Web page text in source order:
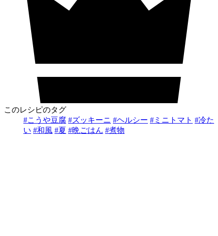
このレシピのタグ
#こうや豆腐 #ズッキーニ #ヘルシー #ミニトマト #冷た
い #和風 #夏 #晩ごはん #煮物